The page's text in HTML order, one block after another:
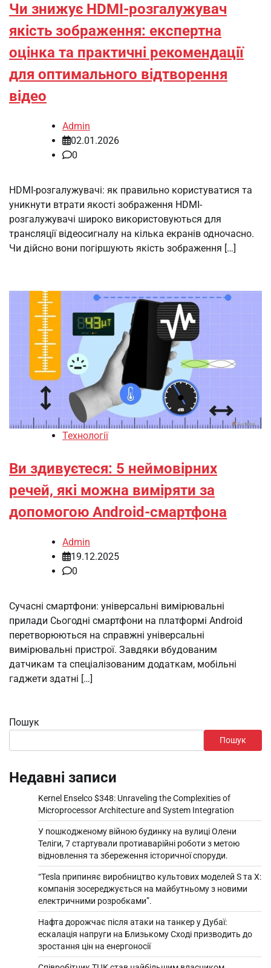
Чи знижує HDMI-розгалужувач
якість зображення: експертна
оцінка та практичні рекомендації
для оптимального відтворення
відео
Admin
02.01.2026
0
HDMI-розгалужувачі: як правильно користуватися та
уникнути втрати якості зображення HDMI-
розгалужувачі широко використовуються для
трансляції відеосигналу на кілька екранів одночасно.
Чи дійсно вони погіршують якість зображення […]
Технології
Ви здивуєтеся: 5 неймовірних
речей, які можна виміряти за
допомогою Android-смартфона
Admin
19.12.2025
0
Сучасні смартфони: універсальні вимірювальні
прилади Сьогодні смартфони на платформі Android
перетворюються на справжні універсальні
вимірювальні пристрої. Завдяки вбудованим
датчикам та спеціалізованим додаткам, мобільні
гаджети здатні […]
Пошук
Пошук
Недавні записи
Kernel Enselco $348: Unraveling the Complexities of
Microprocessor Architecture and System Integration
У пошкодженому війною будинку на вулиці Олени
Теліги, 7 стартували протиаварійні роботи з метою
відновлення та збереження історичної споруди.
“Tesla припиняє виробництво культових моделей S та X:
компанія зосереджується на майбутньому з новими
електричними розробками”.
Нафта дорожчає після атаки на танкер у Дубаї:
ескалація напруги на Близькому Сході призводить до
зростання цін на енергоносії